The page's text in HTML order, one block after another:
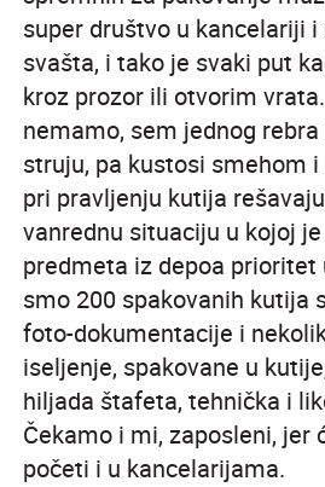
super društvo u kancelariji
svašta, i tako je svaki put
kroz prozor ili otvorim
nemamo, sem jednog
struju, pa kustosi smehom
pri pravljenju kutija
vanrednu situaciju u kojoj
predmeta iz depoa prioritet
smo 200 spakovanih kutija
foto-dokumentacije i
iseljenje, spakovane u
hiljada štafeta, tehnička i
Čekamo i mi, zaposleni, jer
početi i u kancelarijama.